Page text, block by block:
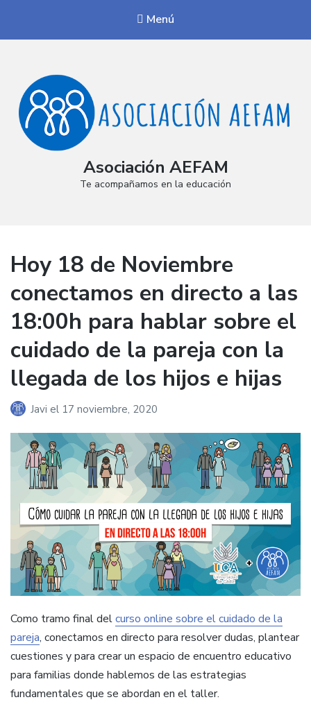
Menú
Asociación AEFAM
Te acompañamos en la educación
Hoy 18 de Noviembre
conectamos en directo a las
18:00h para hablar sobre el
cuidado de la pareja con la
llegada de los hijos e hijas
Javi el 17 noviembre, 2020
Como tramo final delcurso online sobre el cuidado de la
pareja, conectamos en directo para resolver dudas, plantear
cuestiones y para crear un espacio de encuentro educativo
para familias donde hablemos de las estrategias
fundamentales que se abordan en el taller.